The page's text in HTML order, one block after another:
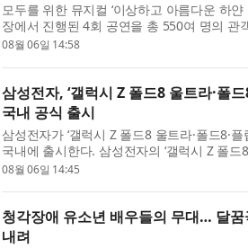
모두를 위한 뮤지컬 ‘이상하고 아름다운 하
장에서 진행된 4회 공연을 총 550여 명의
린이·청소년을 위한 예술지원사업 선정...
08월 06일 14:58
삼성전자, ‘갤럭시 Z 폴드8 울트라·폴
국내 공식 출시
삼성전자가 ‘갤럭시 Z 폴드8 울트라·폴드8·
국내에 출시한다. 삼성전자의 ‘갤럭시 Z 폴
일까지 7일간 진행된 사전 판매에서...
08월 06일 14:45
청각장애 유소년 배우들의 무대… 달꿈
내려